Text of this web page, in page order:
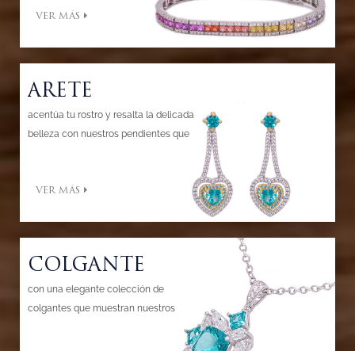
perfectamente su belleza y gusto.
VER MÁS
ARETE
acentúa tu rostro y resalta la delicada
belleza con nuestros pendientes que
orejas para ser adornado en cada
VER MÁS
COLGANTE
con una elegante colección de
colgantes que muestran nuestros